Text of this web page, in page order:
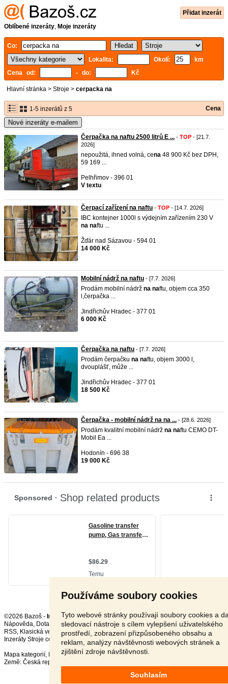
Používáme soubory cookies
Tyto webové stránky používají soubory cookies a
sledovací nástroje s cílem vylepšení uživatelského
prostředí, zobrazení přizpůsobeného obsahu a
reklam, analýzy návštěvnosti webových stránek a
zjištění zdroje návštěvnosti.
Souhlasím
Přidat inzerát
Oblíbené inzeráty, Moje inzeráty
Co:
Lokalita:
Okolí:
km
Cena od:
- do: Kč
Hlavní stránka > Stroje > cerpacka na
1-5 inzerátů z 5 Cena
Nové inzeráty e-mailem
Čerpačka na naftu 2500 litrů E ... - TOP - [21.7.
2026]
nepoužitá, ihned volná, cena 48 900 Kč bez DPH,
59 169 ...
Pelhřimov - 396 01
V textu
Čerpací zařízení na naftu - TOP - [14.7. 2026]
IBC kontejner 1000l s výdejním zařízením 230 V
na naftu ...
Žďár nad Sázavou - 594 01
14 000 Kč
Mobilní nádrž na naftu - [7.7. 2026]
Prodám mobilní nádrž na naftu, objem cca 350
l,čerpačka ...
Jindřichův Hradec - 377 01
6 000 Kč
Čerpačka na naftu - [7.7. 2026]
Prodám čerpačku na naftu, objem 3000 l,
dvouplášť, může ...
Jindřichův Hradec - 377 01
18 500 Kč
Čerpačka - mobilní nádrž na na ... - [28.6. 2026]
Prodám kvalitní mobilní nádrž na naftu CEMO DT-
Mobil Ea ...
Hodonín - 696 38
19 000 Kč
©2026 Bazoš - Inzerce, Bazar
Nápověda, Dotazy Hodnocení, Kontakt,Reklama,Podmínky,Ochrana údajů,
RSS,
Inzeráty Stroje celkem: 72271 , za 24 hodin: 2955
Mapa kategorií,
Nejvyhledávanější výrazy
Země: Česká republika